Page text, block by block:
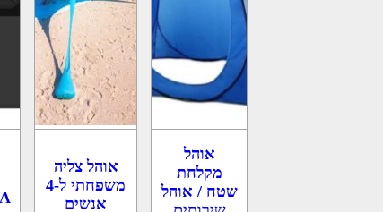
אוהל
מקלחת
שטח / אוהל
אוהל צליה
משפחתי ל-4
אנשים